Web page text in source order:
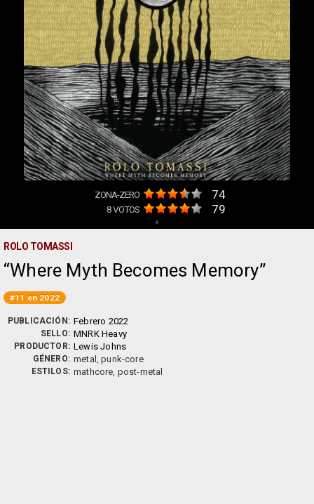
ZONA-ZERO 74
8VOTOS 79
+
ROLO TOMASSI
Where Myth Becomes Memory
#11 en 2022
PUBLICACIÓN: Febrero 2022
SELLO: MNRK Heavy
PRODUCTOR: Lewis Johns
GÉNERO: metal, punk-core
ESTILOS: mathcore, post-metal